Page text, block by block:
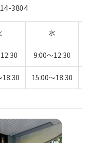
3804
水
9:00〜12:30
18:30 15:00〜18:30